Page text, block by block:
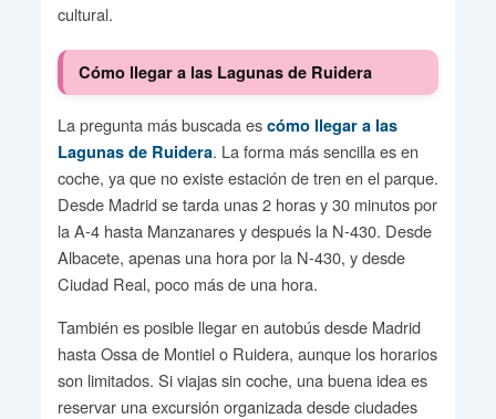
cultural.
Cómo llegar a las Lagunas de Ruidera
La pregunta más buscada es cómo llegar a las
Lagunas de Ruidera. La forma más sencilla es en
coche, ya que no existe estación de tren en el parque.
Desde Madrid se tarda unas 2 horas y 30 minutos por
la A-4 hasta Manzanares y después la N-430. Desde
Albacete, apenas una hora por la N-430, y desde
Ciudad Real, poco más de una hora.
También es posible llegar en autobús desde Madrid
hasta Ossa de Montiel o Ruidera, aunque los horarios
son limitados. Si viajas sin coche, una buena idea es
reservar una excursión organizada desde ciudades